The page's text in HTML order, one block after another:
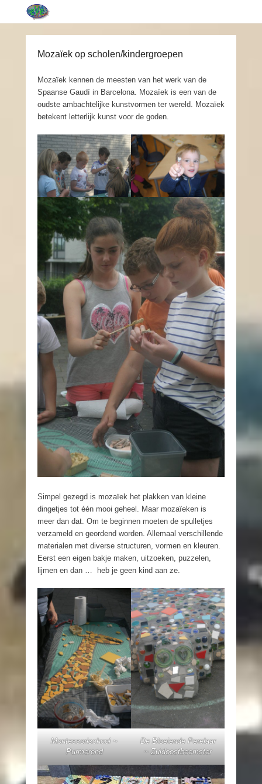
Mozaïek op scholen/kindergroepen
Mozaïek kennen de meesten van het werk van de
Spaanse Gaudí in Barcelona. Mozaïek is een van de
oudste ambachtelijke kunstvormen ter wereld. Mozaïek
betekent letterlijk kunst voor de goden.
Simpel gezegd is mozaïek het plakken van kleine
dingetjes tot één mooi geheel. Maar mozaïeken is
meer dan dat. Om te beginnen moeten de spulletjes
verzameld en geordend worden. Allemaal verschillende
materialen met diverse structuren, vormen en kleuren.
Eerst een eigen bakje maken, uitzoeken, puzzelen,
lijmen en dan … heb je geen kind aan ze.
Montessorischool ~
Purmerend
De Bloeiende Perelaar
~ Zuidoostbeemster